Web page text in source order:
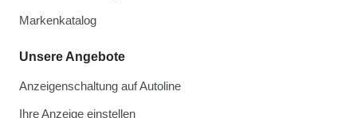
Markenkatalog
Unsere Angebote
Anzeigenschaltung auf Autoline
Ihre Anzeige einstellen